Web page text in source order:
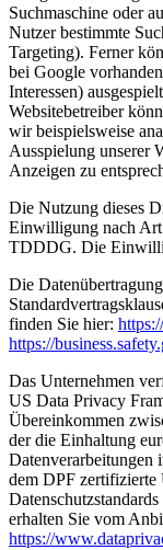
Suchmaschine oder
Nutzer bestimmte
Targeting). Ferner
bei Google
Interessen)
Websitebetreiber
wir beispielsweise
Ausspielung unserer
Anzeigen zu
Die Nutzung dieses
Einwilligung nach
TDDDG. Die
Die
finden Sie hier:
https://
Das Unternehmen
US Data Privacy
Übereinkommen
der die Einhaltung
Datenverarbeitungen
dem DPF zertifizierte
erhalten Sie vom
https://